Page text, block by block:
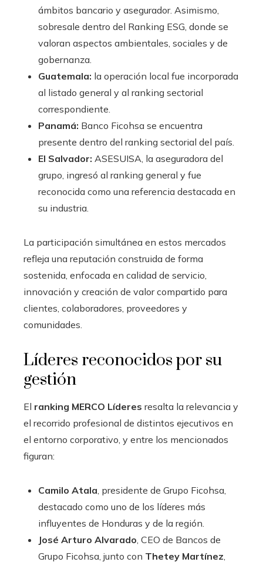
ámbitos bancario y asegurador. Asimismo,
sobresale dentro del Ranking ESG, donde se
valoran aspectos ambientales, sociales y de
gobernanza.
Guatemala: la operación local fue incorporada
al listado general y al ranking sectorial
correspondiente.
Panamá: Banco Ficohsa se encuentra
presente dentro del ranking sectorial del país.
El Salvador: ASESUISA, la aseguradora del
grupo, ingresó al ranking general y fue
reconocida como una referencia destacada en
su industria.
La participación simultánea en estos mercados
refleja una reputación construida de forma
sostenida, enfocada en calidad de servicio,
innovación y creación de valor compartido para
clientes, colaboradores, proveedores y
comunidades.
Líderes reconocidos por su
gestión
El ranking MERCO Líderes resalta la relevancia y
el recorrido profesional de distintos ejecutivos en
el entorno corporativo, y entre los mencionados
figuran:
Camilo Atala, presidente de Grupo Ficohsa,
destacado como uno de los líderes más
influyentes de Honduras y de la región.
José Arturo Alvarado, CEO de Bancos de
Grupo Ficohsa, junto con Thetey Martínez,